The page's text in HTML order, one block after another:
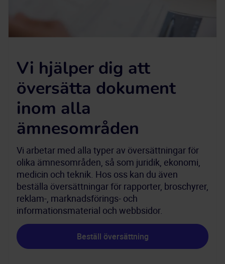
Vi hjälper dig att
översätta dokument
inom alla
ämnesområden
Vi arbetar med alla typer av översättningar för
olika ämnesområden, så som juridik, ekonomi,
medicin och teknik. Hos oss kan du även
beställa översättningar för rapporter, broschyrer,
reklam-, marknadsförings- och
informationsmaterial och webbsidor.
Beställ översättning